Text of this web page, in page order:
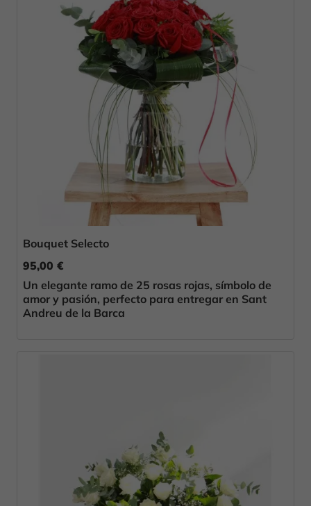
Bouquet Selecto
95,00 €
Un elegante ramo de 25 rosas rojas, símbolo de
amor y pasión, perfecto para entregar en Sant
Andreu de la Barca